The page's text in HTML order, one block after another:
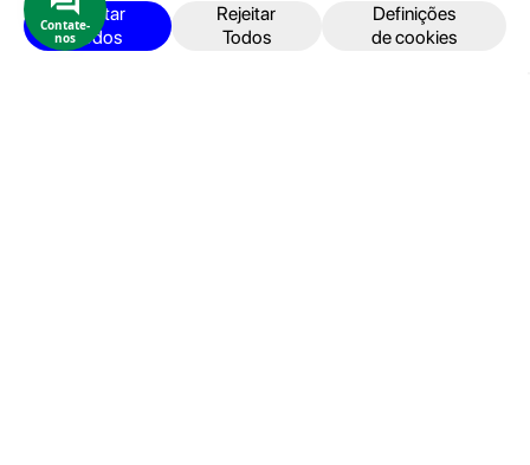
Aceitar
Todos
Rejeitar
Todos
Definições
de cookies
iPhone
iPad
Contate-
nos